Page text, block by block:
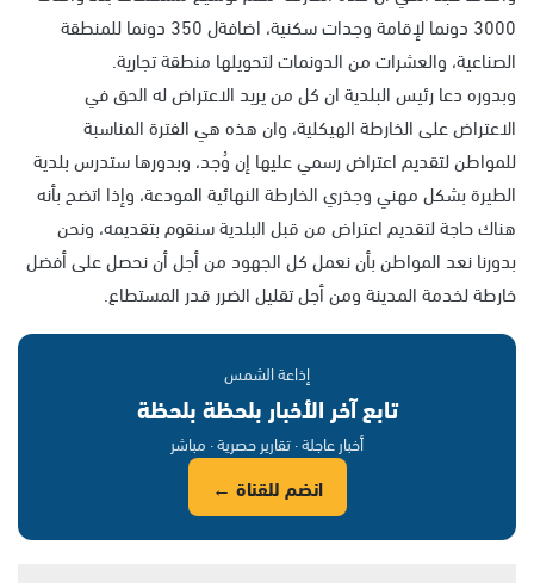
3000 دونما لإقامة وجدات سكنية، اضافةل 350 دونما للمنطقة
الصناعية، والعشرات من الدونمات لتحويلها منطقة تجارية.
وبدوره دعا رئيس البلدية ان كل من يريد الاعتراض له الحق في
الاعتراض على الخارطة الهيكلية، وان هذه هي الفترة المناسبة
للمواطن لتقديم اعتراض رسمي عليها إن وُجد، وبدورها ستدرس بلدية
الطيرة بشكل مهني وجذري الخارطة النهائية المودعة، وإذا اتضح بأنه
هناك حاجة لتقديم اعتراض من قبل البلدية سنقوم بتقديمه، ونحن
بدورنا نعد المواطن بأن نعمل كل الجهود من أجل أن نحصل على أفضل
خارطة لخدمة المدينة ومن أجل تقليل الضرر قدر المستطاع.
إذاعة الشمس
تابع آخر الأخبار بلحظة بلحظة
أخبار عاجلة · تقارير حصرية · مباشر
انضم للقناة ←